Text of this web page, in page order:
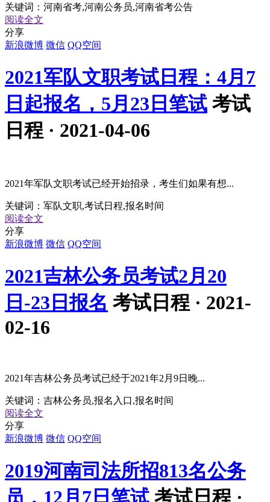
关键词： 河南省考,河南公务员,河南省考公告
阅读全文
分享
新浪微博 微信 QQ空间
2021军队文职考试日程：4月7
日起报名，5月23日笔试 考试
日程 · 2021-04-06
2021年军队文职考试已经开始招录，考生们如果有想...
关键词： 军队文职,考试日程,报名时间
阅读全文
分享
新浪微博 微信 QQ空间
2021吉林公务员考试2月20
日-23日报名 考试日程 · 2021-
02-16
2021年吉林公务员考试已经于2021年2月9日晚...
关键词： 吉林公务员,报名入口,报名时间
阅读全文
分享
新浪微博 微信 QQ空间
2019河南司法所招813名公务
员，12月7日笔试 考试日程 ·